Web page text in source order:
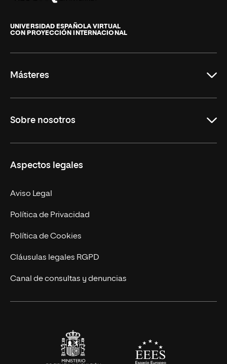
de
La
UNIVERSIDAD ESPAÑOLA VIRTUAL
CON PROYECCIÓN INTERNACIONAL
Másteres
Derecho
Empresa
MBA
Marketing y Comunicación
Ingeniería
Diseño
Ciencias de la Salud
Sobre nosotros
Nuestro Equipo
Contacto
Aspectos legales
Aviso Legal
Política de Privacidad
Política de Cookies
Cláusulas legales RGPD
Canal de consultas y denuncias